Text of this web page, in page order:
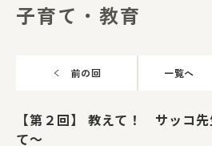
子育て・教育
前の回 一覧へ
【第２回】 教えて！ サッコ
て～